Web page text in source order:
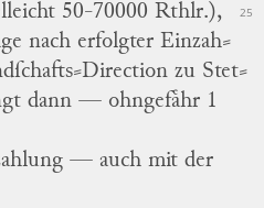
50-70000 Rthlr.),
25
nach erfolgter Einzah⸗
zu Stet⸗
dann — ohngefaͤhr 1
— auch mit der